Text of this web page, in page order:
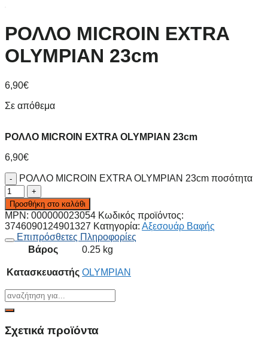
ΡΟΛΛΟ MICROIN EXTRA
OLYMPIAN 23cm
6,90€
Σε απόθεμα
ΡΟΛΛΟ MICROIN EXTRA OLYMPIAN 23cm
6,90€
ΡΟΛΛΟ MICROIN EXTRA OLYMPIAN 23cm ποσότητα
Προσθήκη στο καλάθι
MPN: 000000023054 Κωδικός προϊόντος:
3746090124901327 Κατηγορία: Αξεσουάρ Βαφής
Επιπρόσθετες Πληροφορίες
Βάρος
0.25 kg
Κατασκευαστής OLYMPIAN
Σχετικά προϊόντα